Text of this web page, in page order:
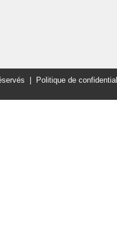
| Politique de